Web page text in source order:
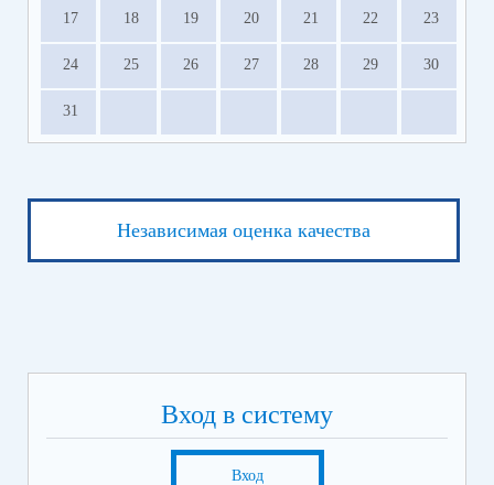
17 18 19 20 21 22 23
24 25 26 27 28 29 30
31
Независимая оценка качества
Вход в систему
Вход